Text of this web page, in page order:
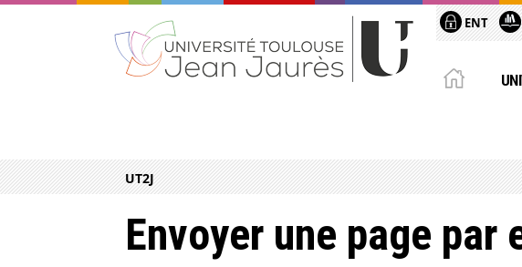
ENT
UT2J
Envoyer une page par